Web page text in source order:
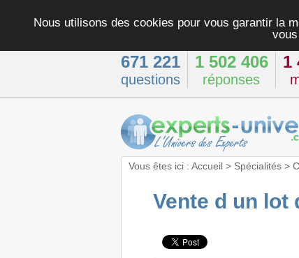
Nous utilisons des cookies pour vous garantir la
671 221
questions
1 502 406
réponses
1
Vous êtes ici : Accueil> Spécialités>
Vente d un lot